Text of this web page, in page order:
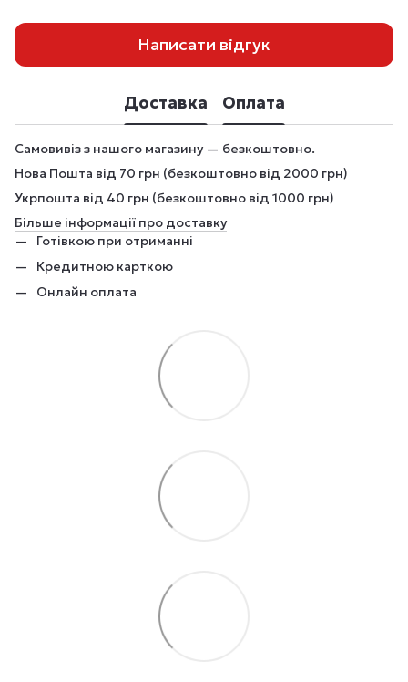
Написати відгук
Доставка Оплата
Самовивіз з нашого магазину — безкоштовно.
Нова Пошта від 70 грн (безкоштовно від 2000 грн)
Укрпошта від 40 грн (безкоштовно від 1000 грн)
Більше інформації про доставку
Готівкою при отриманні
Кредитною карткою
Онлайн оплата